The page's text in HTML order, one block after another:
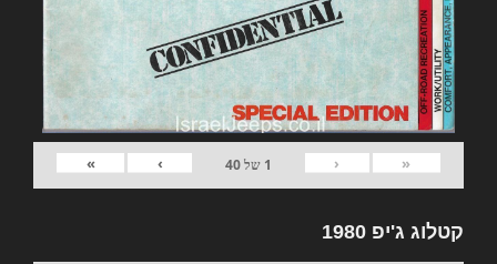
«
‹
1 של40
›
»
קטלוג ג'יפ 1980